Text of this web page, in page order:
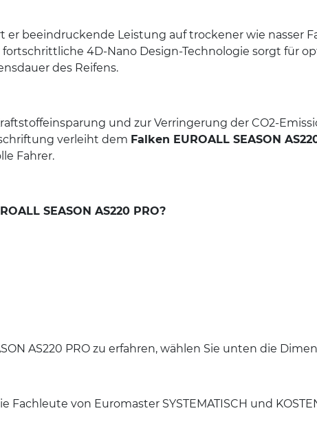
er beeindruckende Leistung auf trockener wie nasser
4D-Nano Design-Technologie sorgt für
des Reifens.
und zur Verringerung der CO2-
verleiht dem Falken EUROALL SEASON
Fahrer.
SEASON AS220 PRO?
AS220 PRO zu erfahren, wählen Sie unten die
Fachleute von Euromaster SYSTEMATISCH und